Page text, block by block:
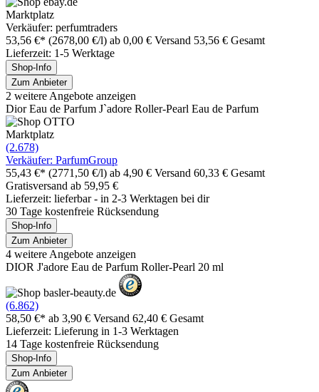
Marktplatz
Verkäufer: perfumtraders
53,56 €* (2678,00 €/l) ab 0,00 € Versand 53,56 € Gesamt
Lieferzeit: 1-5 Werktage
Shop-Info
Zum Anbieter
2 weitere Angebote anzeigen
Dior Eau de Parfum J`adore Roller-Pearl Eau de Parfum
Marktplatz
(2.678)
Verkäufer: ParfumGroup
55,43 €* (2771,50 €/l) ab 4,90 € Versand 60,33 € Gesamt
Gratisversand ab 59,95 €
Lieferzeit: lieferbar - in 2-3 Werktagen bei dir
30 Tage kostenfreie Rücksendung
Shop-Info
Zum Anbieter
4 weitere Angebote anzeigen
DIOR J'adore Eau de Parfum Roller-Pearl 20 ml
(6.862)
58,50 €* ab 3,90 € Versand 62,40 € Gesamt
Lieferzeit: Lieferung in 1-3 Werktagen
14 Tage kostenfreie Rücksendung
Shop-Info
Zum Anbieter